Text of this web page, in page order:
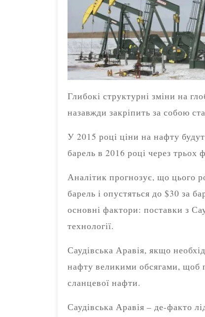
Глибокі структурні зміни на
назавжди закріпить за собою
У 2015 році ціни на нафту
барель в 2016 році через трьох
Аналітик прогнозує, що цього
барель і опустяться до $30 за
основні фактори: поставки з
технології.
Саудівська Аравія, якщо
нафту великими обсягами, щоб
сланцевої нафти.
Саудівська Аравія – де-факто